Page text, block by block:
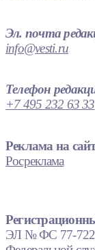
Эл. почта
info@vesti.ru
Телефон
+7 495 232 63 33
Реклама на
Росреклама
ЭЛ № ФС 77-